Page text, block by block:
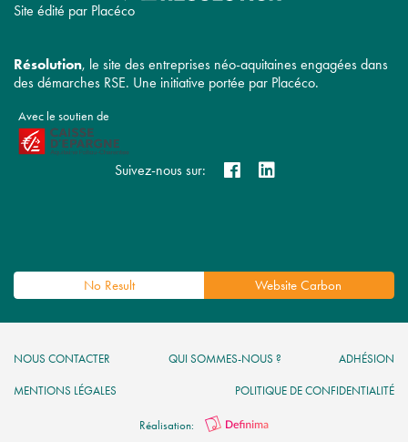
Site édité par Placéco
Résolution, le site des entreprises néo-aquitaines engagées dans
des démarches RSE. Une initiative portée par Placéco.
Avec le soutien de
Suivez-nous sur:
No Result Website Carbon
NOUS CONTACTER QUI SOMMES-NOUS ? ADHÉSION
MENTIONS LÉGALES POLITIQUE DE CONFIDENTIALITÉ
Réalisation: